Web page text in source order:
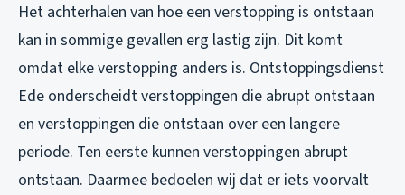
Het achterhalen van hoe een verstopping is ontstaan
kan in sommige gevallen erg lastig zijn. Dit komt
omdat elke verstopping anders is. Ontstoppingsdienst
Ede onderscheidt verstoppingen die abrupt ontstaan
en verstoppingen die ontstaan over een langere
periode. Ten eerste kunnen verstoppingen abrupt
ontstaan. Daarmee bedoelen wij dat er iets voorvalt